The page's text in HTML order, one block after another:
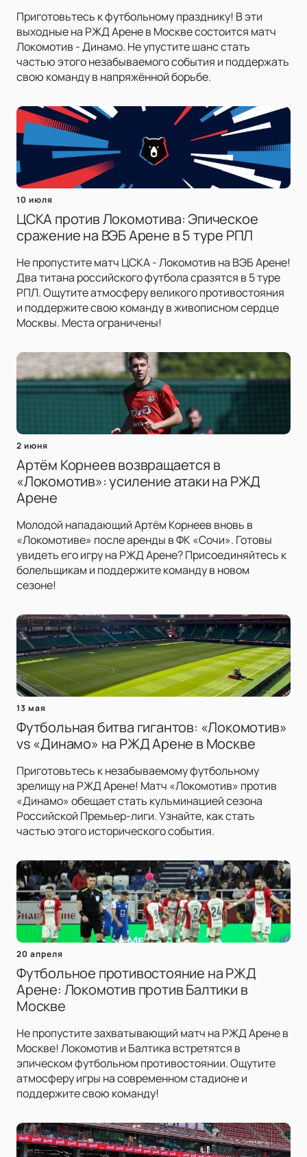
Приготовьтесь к футбольному празднику! В эти
выходные на РЖД Арене в Москве состоится матч
Локомотив - Динамо. Не упустите шанс стать
частью этого незабываемого события и поддержать
свою команду в напряжённой борьбе.
10 июля
ЦСКА против Локомотива: Эпическое
сражение на ВЭБ Арене в 5 туре РПЛ
Не пропустите матч ЦСКА - Локомотив на ВЭБ Арене!
Два титана российского футбола сразятся в 5 туре
РПЛ. Ощутите атмосферу великого противостояния
и поддержите свою команду в живописном сердце
Москвы. Места ограничены!
2 июня
Артём Корнеев возвращается в
«Локомотив»: усиление атаки на РЖД
Арене
Молодой нападающий Артём Корнеев вновь в
«Локомотиве» после аренды в ФК «Сочи». Готовы
увидеть его игру на РЖД Арене? Присоединяйтесь к
болельщикам и поддержите команду в новом
сезоне!
13 мая
Футбольная битва гигантов: «Локомотив»
vs «Динамо» на РЖД Арене в Москве
Приготовьтесь к незабываемому футбольному
зрелищу на РЖД Арене! Матч «Локомотив» против
«Динамо» обещает стать кульминацией сезона
Российской Премьер-лиги. Узнайте, как стать
частью этого исторического события.
20 апреля
Футбольное противостояние на РЖД
Арене: Локомотив против Балтики в
Москве
Не пропустите захватывающий матч на РЖД Арене в
Москве! Локомотив и Балтика встретятся в
эпическом футбольном противостоянии. Ощутите
атмосферу игры на современном стадионе и
поддержите свою команду!